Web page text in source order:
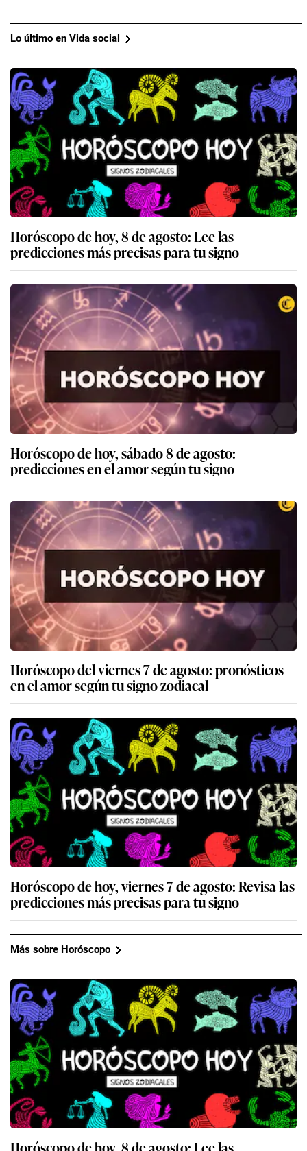
Lo último en Vida social
Horóscopo de hoy, 8 de agosto: Lee las
predicciones más precisas para tu signo
Horóscopo de hoy, sábado 8 de agosto:
predicciones en el amor según tu signo
Horóscopo del viernes 7 de agosto: pronósticos
en el amor según tu signo zodiacal
Horóscopo de hoy, viernes 7 de agosto: Revisa las
predicciones más precisas para tu signo
Más sobre Horóscopo
Horóscopo de hoy, 8 de agosto: Lee las